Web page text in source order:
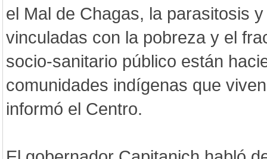
el Mal de Chagas, la parasitosis
vinculadas con la pobreza y el
socio-sanitario público están
comunidades indígenas que
informó el Centro.